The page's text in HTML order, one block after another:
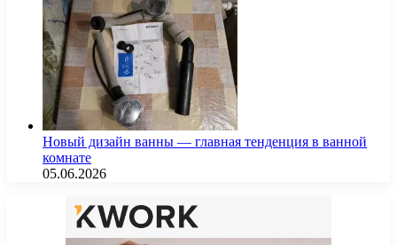
Новый дизайн ванны — главная тенденция в ванной
комнате
05.06.2026